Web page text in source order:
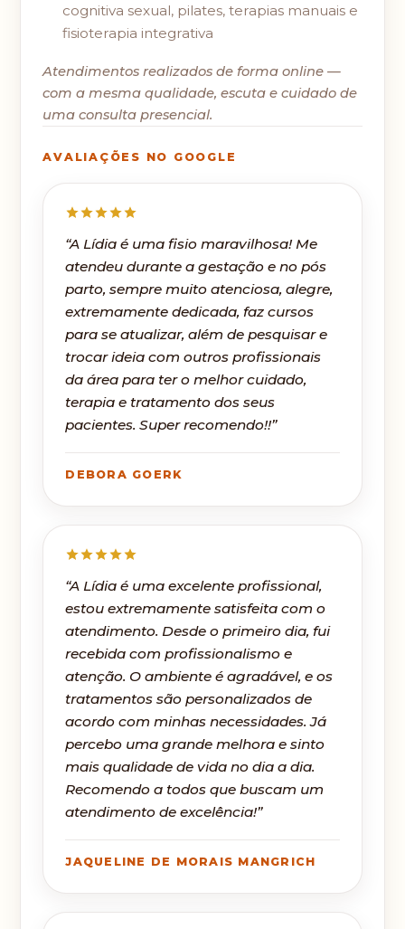
cognitiva sexual, pilates, terapias manuais e
fisioterapia integrativa
Atendimentos realizados de forma online —
com a mesma qualidade, escuta e cuidado de
uma consulta presencial.
AVALIAÇÕES NO GOOGLE
“A Lídia é uma fisio maravilhosa! Me
atendeu durante a gestação e no pós
parto, sempre muito atenciosa, alegre,
extremamente dedicada, faz cursos
para se atualizar, além de pesquisar e
trocar ideia com outros profissionais
da área para ter o melhor cuidado,
terapia e tratamento dos seus
pacientes. Super recomendo!!”
DEBORA GOERK
“A Lídia é uma excelente profissional,
estou extremamente satisfeita com o
atendimento. Desde o primeiro dia, fui
recebida com profissionalismo e
atenção. O ambiente é agradável, e os
tratamentos são personalizados de
acordo com minhas necessidades. Já
percebo uma grande melhora e sinto
mais qualidade de vida no dia a dia.
Recomendo a todos que buscam um
atendimento de excelência!”
JAQUELINE DE MORAIS MANGRICH